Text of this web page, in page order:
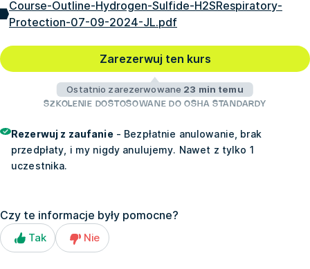
Course-Outline-Hydrogen-Sulfide-H2SRespiratory-
Protection-07-09-2024-JL.pdf
Zarezerwuj ten kurs
Ostatnio zarezerwowane 23 min temu
SZKOLENIE DOSTOSOWANE DO OSHA STANDARDY
Rezerwuj z zaufanie- Bezpłatnie anulowanie, brak
przedpłaty, i my nigdy anulujemy. Nawet z tylko 1
uczestnika.
Czy te informacje były pomocne?
Tak Nie